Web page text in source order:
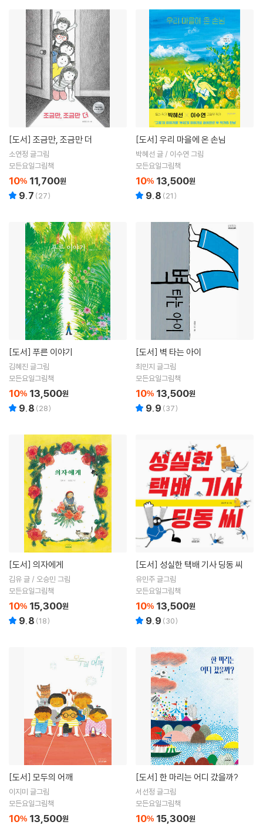
[도서] 조금만, 조금만 더
소연정 글그림
모든요일그림책
10% 11,700원
9.7 (27)
[도서] 우리 마을에 온 손님
박혜선 글 / 이수연 그림
모든요일그림책
10% 13,500원
9.8 (21)
[도서] 푸른 이야기
김혜진 글그림
모든요일그림책
10% 13,500원
9.8 (28)
[도서] 벽 타는 아이
최민지 글그림
모든요일그림책
10% 13,500원
9.9 (37)
[도서] 의자에게
김유 글 / 오승민 그림
모든요일그림책
10% 15,300원
9.8 (18)
[도서] 성실한 택배 기사 딩동 씨
유민주 글그림
모든요일그림책
10% 13,500원
9.9 (30)
[도서] 모두의 어깨
이지미 글그림
모든요일그림책
10% 13,500원
[도서] 한 마리는 어디 갔을까?
서선정 글그림
모든요일그림책
10% 15,300원